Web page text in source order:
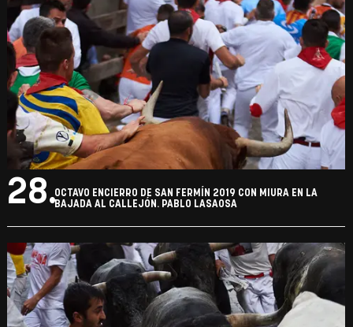
28.OCTAVO ENCIERRO DE SAN FERMÍN 2019 CON MIURA EN LA
BAJADA AL CALLEJÓN. PABLO LASAOSA